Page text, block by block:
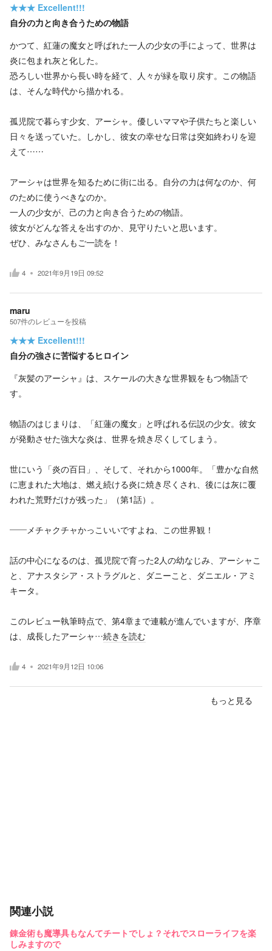
★★★ Excellent!!!
自分の力と向き合うための物語
かつて、紅蓮の魔女と呼ばれた一人の少女の手によって、世界は
炎に包まれ灰と化した。
恐ろしい世界から長い時を経て、人々が緑を取り戻す。この物語
は、そんな時代から描かれる。
孤児院で暮らす少女、アーシャ。優しいママや子供たちと楽しい
日々を送っていた。しかし、彼女の幸せな日常は突如終わりを迎
えて……
アーシャは世界を知るために街に出る。自分の力は何なのか、何
のために使うべきなのか。
一人の少女が、己の力と向き合うための物語。
彼女がどんな答えを出すのか、見守りたいと思います。
ぜひ、みなさんもご一読を！
4 2021年9月19日 09:52
maru
507件のレビューを投稿
★★★ Excellent!!!
自分の強さに苦悩するヒロイン
『灰髪のアーシャ』は、スケールの大きな世界観をもつ物語で
す。
物語のはじまりは、「紅蓮の魔女」と呼ばれる伝説の少女。彼女
が発動させた強大な炎は、世界を焼き尽くしてしまう。
世にいう「炎の百日」、そして、それから1000年。「豊かな自然
に恵まれた大地は、燃え続ける炎に焼き尽くされ、後には灰に覆
われた荒野だけが残った」（第1話）。
――メチャクチャかっこいいですよね、この世界観！
話の中心になるのは、孤児院で育った2人の幼なじみ、アーシャこ
と、アナスタシア・ストラグルと、ダニーこと、ダニエル・アミ
キータ。
このレビュー執筆時点で、第4章まで連載が進んでいますが、序章
は、成長したアーシャ…続きを読む
4 2021年9月12日 10:06
もっと見る
関連小説
錬金術も魔導具もなんてチートでしょ？それでスローライフを楽
しみますので